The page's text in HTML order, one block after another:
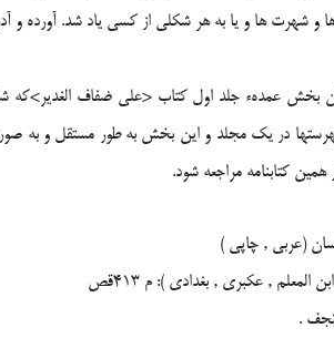
و شهرت ها و يا به هر شكلى از كسى ياد شد. آورده و
بخش عمدهء جلد اول كتاب <على ضفاف
در يك مجلد و اين بخش به طور مستقل و به
كتابنامه مراجعه شود.
, عكبرى , بغدادى ): م 413قص
.